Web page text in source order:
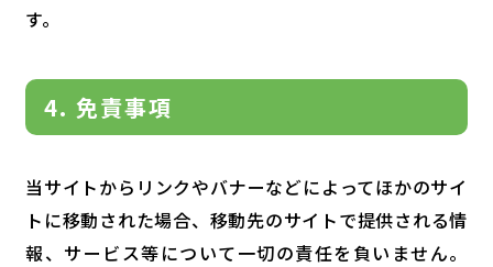
す。
4. 免責事項
当サイトからリンクやバナーなどによってほかのサイ
トに移動された場合、移動先のサイトで提供される情
報、サービス等について一切の責任を負いません。